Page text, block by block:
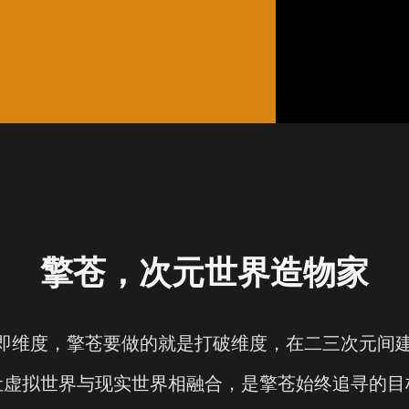
擎苍，次元世界造物家
维度，擎苍要做的就是打破维度，在二三次元间
虚拟世界与现实世界相融合，是擎苍始终追寻的目